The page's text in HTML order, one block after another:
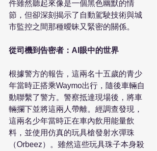
件雖然聽起來像是一個黑色幽默的情
節，但卻深刻揭示了自動駕駛技術與城
市監控之間那種曖昧又緊密的關係。
從司機到告密者：AI眼中的世界
根據警方的報告，這兩名十五歲的青少
年當時正搭乘Waymo出行，隨後車輛自
動聯繫了警方。警察抵達現場後，將車
輛攔下並將這兩人帶離。經調查發現，
這兩名少年當時正在車內飲用能量飲
料，並使用仿真的玩具槍發射水彈珠
（Orbeez）。雖然這些玩具珠子本身殺